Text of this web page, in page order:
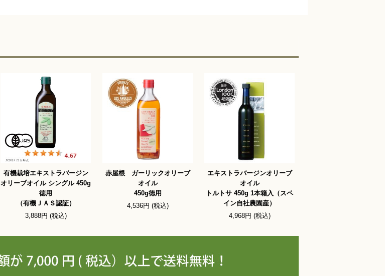
有機栽培エキストラバージン
オリーブオイル シングル 450g
徳用
（有機ＪＡＳ認証）
3,888円 (税込)
赤屋根 ガーリックオリーブ
オイル
450g徳用
4,536円 (税込)
エキストラバージンオリーブ
オイル
トルトサ 450g 1本箱入（スペ
イン自社農園産）
4,968円 (税込)